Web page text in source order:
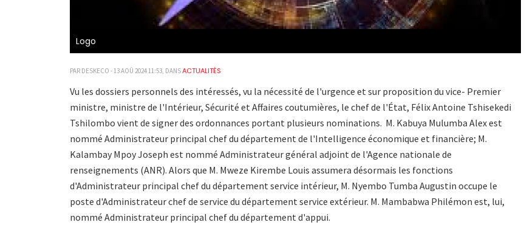
Logo
PAR DESKECO - 13 AOÛ 2024 11:53, DANSACTUALITÉS
Vu les dossiers personnels des intéressés, vu la nécessité de l'urgence et sur proposition du vice- Premier
ministre, ministre de l'Intérieur, Sécurité et Affaires coutumières, le chef de l'État, Félix Antoine Tshisekedi
Tshilombo vient de signer des ordonnances portant plusieurs nominations. M. Kabuya Mulumba Alex est
nommé Administrateur principal chef du département de l'Intelligence économique et financière; M.
Kalambay Mpoy Joseph est nommé Administrateur général adjoint de l'Agence nationale de
renseignements (ANR). Alors que M. Mweze Kirembe Louis assumera désormais les fonctions
d'Administrateur principal chef du département service intérieur, M. Nyembo Tumba Augustin occupe le
poste d'Administrateur chef de service du département service extérieur. M. Mambabwa Philémon est, lui,
nommé Administrateur principal chef du département d'appui.